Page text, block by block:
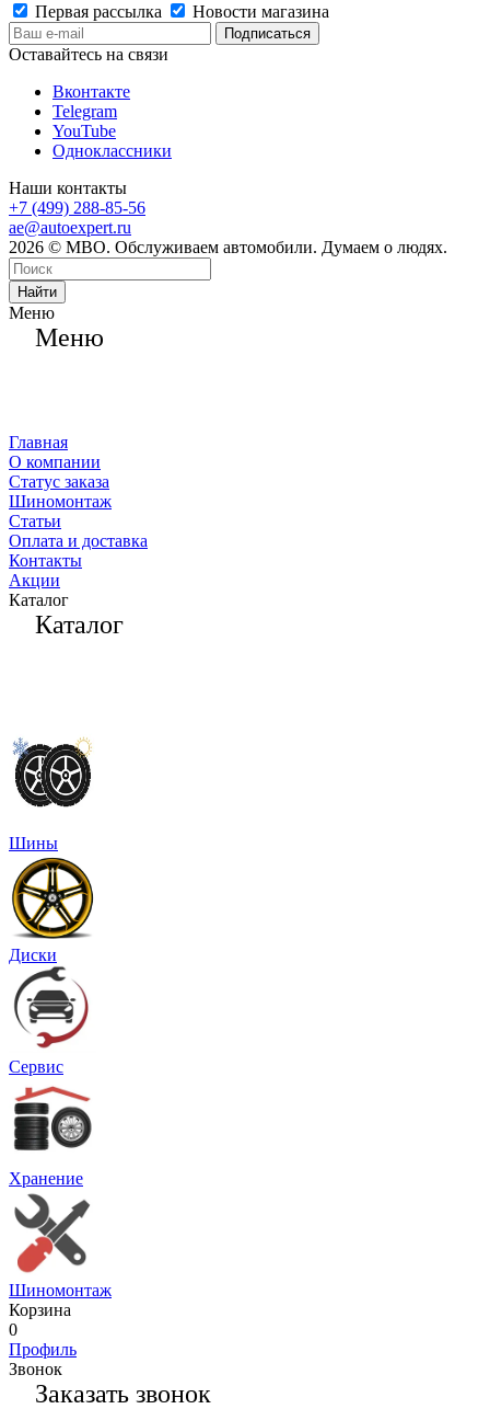
Первая рассылка
Новости магазина
Оставайтесь на связи
Вконтакте
Telegram
YouTube
Одноклассники
Наши контакты
+7 (499) 288-85-56
ae@autoexpert.ru
2026 © МВО. Обслуживаем автомобили. Думаем о людях.
Найти
Меню
Меню
Главная
О компании
Статус заказа
Шиномонтаж
Статьи
Оплата и доставка
Контакты
Акции
Каталог
Каталог
Шины
Диски
Сервис
Хранение
Шиномонтаж
Корзина
0
Профиль
Звонок
Заказать звонок